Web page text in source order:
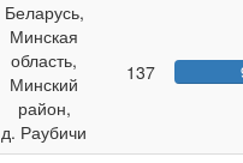
Беларусь,
Минская
область,
Минский
район,
д. Раубичи
137